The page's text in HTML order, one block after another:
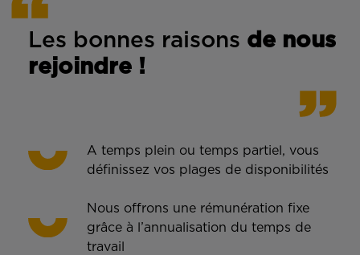
Les bonnes raisons de nous
rejoindre !
A temps plein ou temps partiel, vous
définissez vos plages de disponibilités
Nous offrons une rémunération fixe
grâce à l’annualisation du temps de
travail